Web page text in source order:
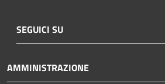
SEGUICI SU
AMMINISTRAZIONE